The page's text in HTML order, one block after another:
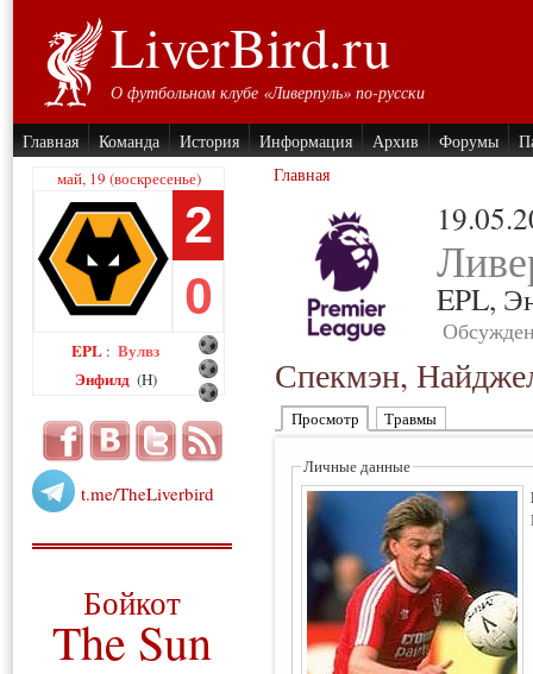
LiverBird.ru
О футбольном клубе «Ливерпуль» по-русски
Главная Команда История Информация Архив Форумы
май, 19 (воскресенье)
2
0
EPL : Вулвз
Энфилд (H)
t.me/TheLiverbird
Бойкот
The Sun
Главная
EPL,
Спекмэн,
Просмотр Травмы
Личные данные